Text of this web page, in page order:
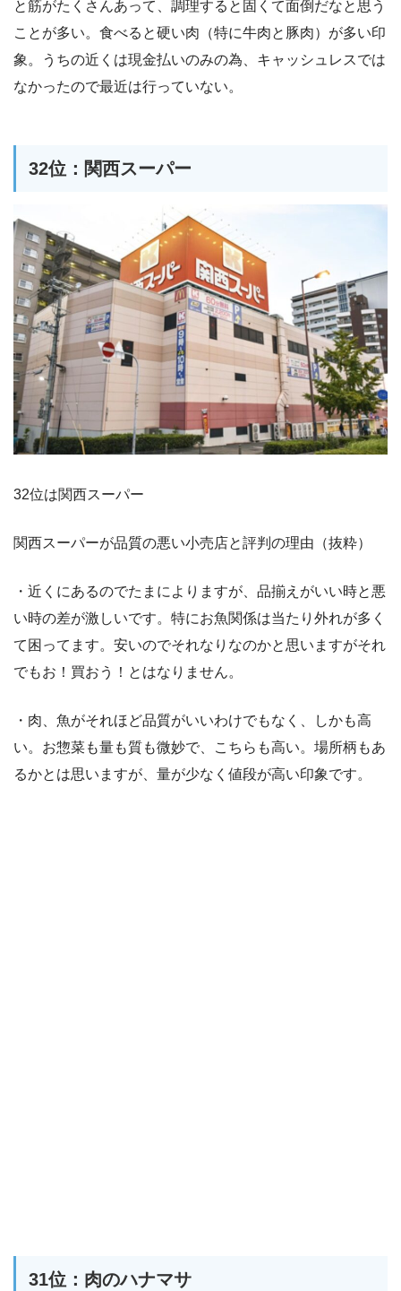
と筋がたくさんあって、調理すると固くて面倒だなと思う
ことが多い。食べると硬い肉（特に牛肉と豚肉）が多い印
象。うちの近くは現金払いのみの為、キャッシュレスでは
なかったので最近は行っていない。
32位：関西スーパー
32位は関西スーパー
関西スーパーが品質の悪い小売店と評判の理由（抜粋）
・近くにあるのでたまによりますが、品揃えがいい時と悪
い時の差が激しいです。特にお魚関係は当たり外れが多く
て困ってます。安いのでそれなりなのかと思いますがそれ
でもお！買おう！とはなりません。
・肉、魚がそれほど品質がいいわけでもなく、しかも高
い。お惣菜も量も質も微妙で、こちらも高い。場所柄もあ
るかとは思いますが、量が少なく値段が高い印象です。
31位：肉のハナマサ